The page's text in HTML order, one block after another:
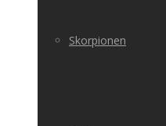
Skorpionen